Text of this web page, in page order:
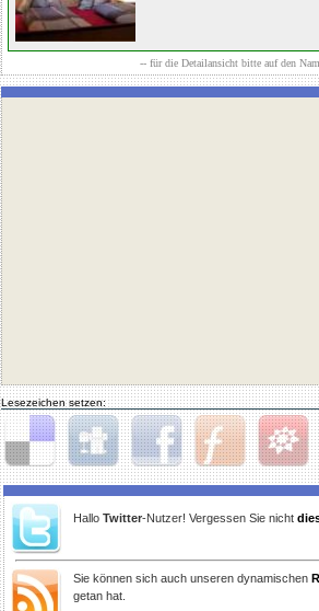
-- für die Detailansicht bitte auf den
Lesezeichen setzen:
Delicious Digg Facebook Furl StudiVZ
Hallo Twitter-Nutzer! Vergessen Sie nicht
Sie können sich auch unseren dynamischen
getan hat.